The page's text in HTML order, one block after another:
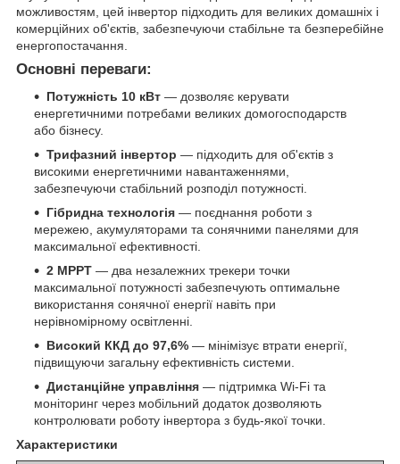
можливостям, цей інвертор підходить для великих домашніх і
комерційних об'єктів, забезпечуючи стабільне та безперебійне
енергопостачання.
Основні переваги:
Потужність 10 кВт — дозволяє керувати
енергетичними потребами великих домогосподарств
або бізнесу.
Трифазний інвертор — підходить для об'єктів з
високими енергетичними навантаженнями,
забезпечуючи стабільний розподіл потужності.
Гібридна технологія — поєднання роботи з
мережею, акумуляторами та сонячними панелями для
максимальної ефективності.
2 MPPT — два незалежних трекери точки
максимальної потужності забезпечують оптимальне
використання сонячної енергії навіть при
нерівномірному освітленні.
Високий ККД до 97,6% — мінімізує втрати енергії,
підвищуючи загальну ефективність системи.
Дистанційне управління — підтримка Wi-Fi та
моніторинг через мобільний додаток дозволяють
контролювати роботу інвертора з будь-якої точки.
Характеристики